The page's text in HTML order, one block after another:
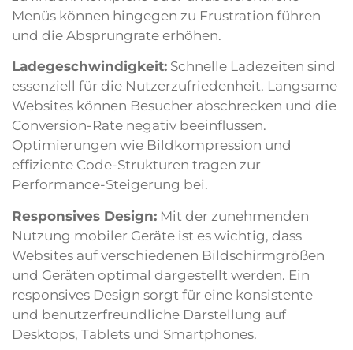
Menüs können hingegen zu Frustration führen
und die Absprungrate erhöhen.
Ladegeschwindigkeit: Schnelle Ladezeiten sind
essenziell für die Nutzerzufriedenheit. Langsame
Websites können Besucher abschrecken und die
Conversion-Rate negativ beeinflussen.
Optimierungen wie Bildkompression und
effiziente Code-Strukturen tragen zur
Performance-Steigerung bei.
Responsives Design: Mit der zunehmenden
Nutzung mobiler Geräte ist es wichtig, dass
Websites auf verschiedenen Bildschirmgrößen
und Geräten optimal dargestellt werden. Ein
responsives Design sorgt für eine konsistente
und benutzerfreundliche Darstellung auf
Desktops, Tablets und Smartphones.